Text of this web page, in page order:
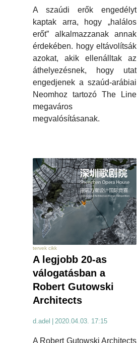
A szaúdi erők engedélyt
kaptak arra, hogy „halálos
erőt” alkalmazzanak annak
érdekében. hogy eltávolítsák
azokat, akik ellenálltak az
áthelyezésnek, hogy utat
engedjenek a szaúd-arábiai
Neomhoz tartozó The Line
megaváros
megvalósításanak.
tervek cikk
A legjobb 20-as
válogatásban a
Robert Gutowski
Architects
d.adel | 2020.04.03. 17:15
A Robert Gutowski Architects